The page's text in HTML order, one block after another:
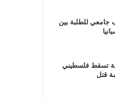
جامعي للطلبة بين
تسقط فلسطيني
قتل